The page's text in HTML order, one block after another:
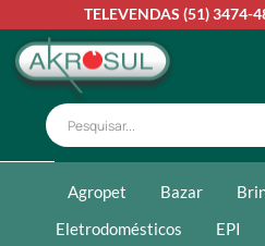
TELEVENDAS (51) 3474-
Agropet Bazar
Eletrodomésticos
EPI